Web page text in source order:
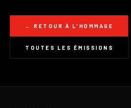
← RETOUR À L'HOMMAGE
TOUTES LES ÉMISSIONS